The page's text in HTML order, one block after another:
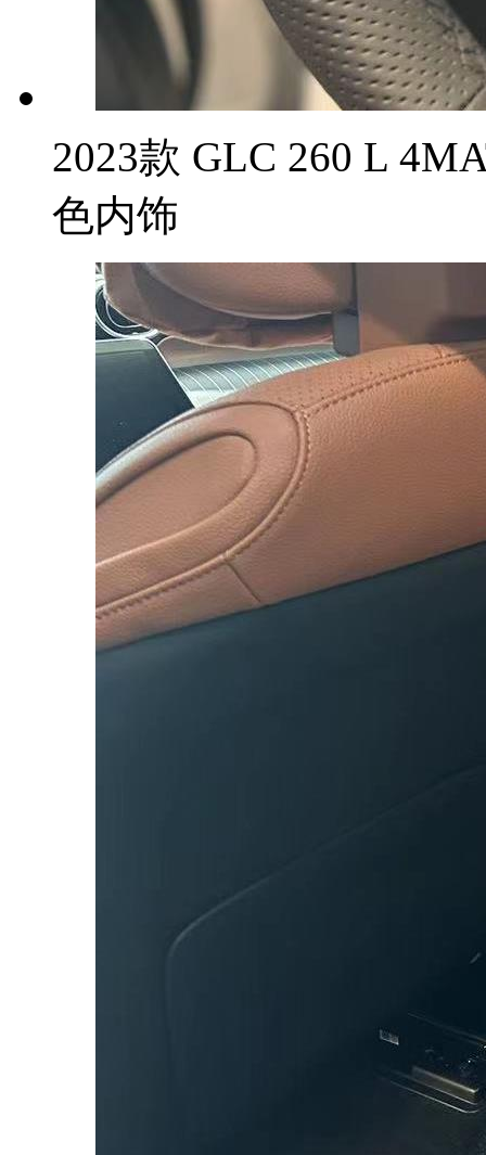
2023款 GLC 260 L
色内饰